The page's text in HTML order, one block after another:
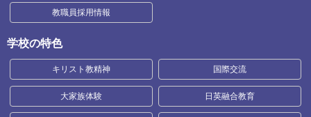
教職員採用情報
学校の特色
キリスト教精神 国際交流
大家族体験 日英融合教育